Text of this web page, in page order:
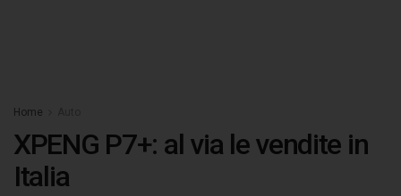
Home
XPENG P7+: al via le vendite in
Italia